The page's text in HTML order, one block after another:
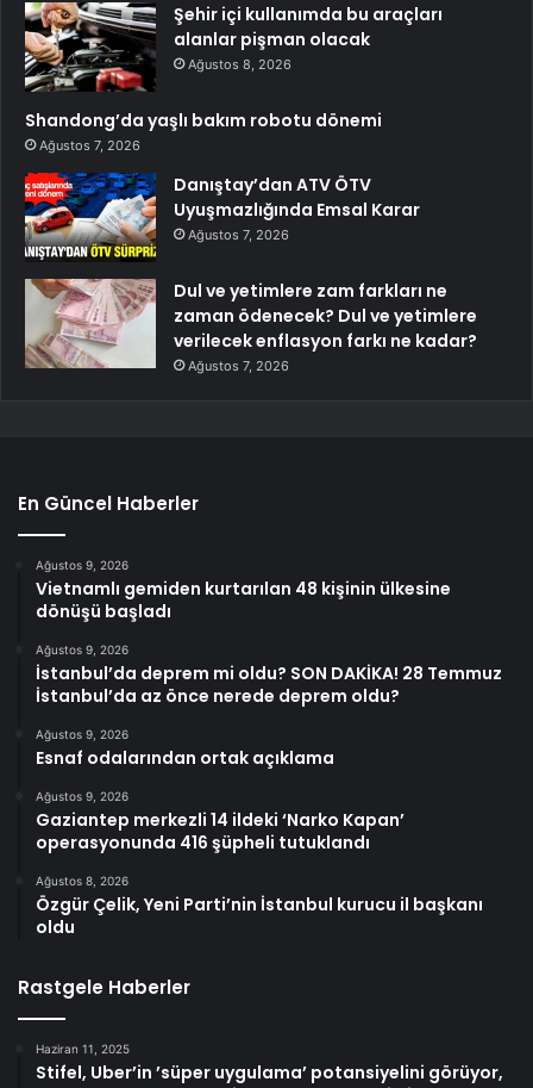
Şehir içi kullanımda bu araçları
alanlar pişman olacak
Ağustos 8, 2026
Shandong’da yaşlı bakım robotu dönemi
Ağustos 7, 2026
Danıştay’dan ATV ÖTV
Uyuşmazlığında Emsal Karar
Ağustos 7, 2026
Dul ve yetimlere zam farkları ne
zaman ödenecek? Dul ve yetimlere
verilecek enflasyon farkı ne kadar?
Ağustos 7, 2026
En Güncel Haberler
Ağustos 9, 2026
Vietnamlı gemiden kurtarılan 48 kişinin ülkesine
dönüşü başladı
Ağustos 9, 2026
İstanbul’da deprem mi oldu? SON DAKİKA! 28 Temmuz
İstanbul’da az önce nerede deprem oldu?
Ağustos 9, 2026
Esnaf odalarından ortak açıklama
Ağustos 9, 2026
Gaziantep merkezli 14 ildeki ‘Narko Kapan’
operasyonunda 416 şüpheli tutuklandı
Ağustos 8, 2026
Özgür Çelik, Yeni Parti’nin İstanbul kurucu il başkanı
oldu
Rastgele Haberler
Haziran 11, 2025
Stifel, Uber’in ’süper uygulama’ potansiyelini görüyor,